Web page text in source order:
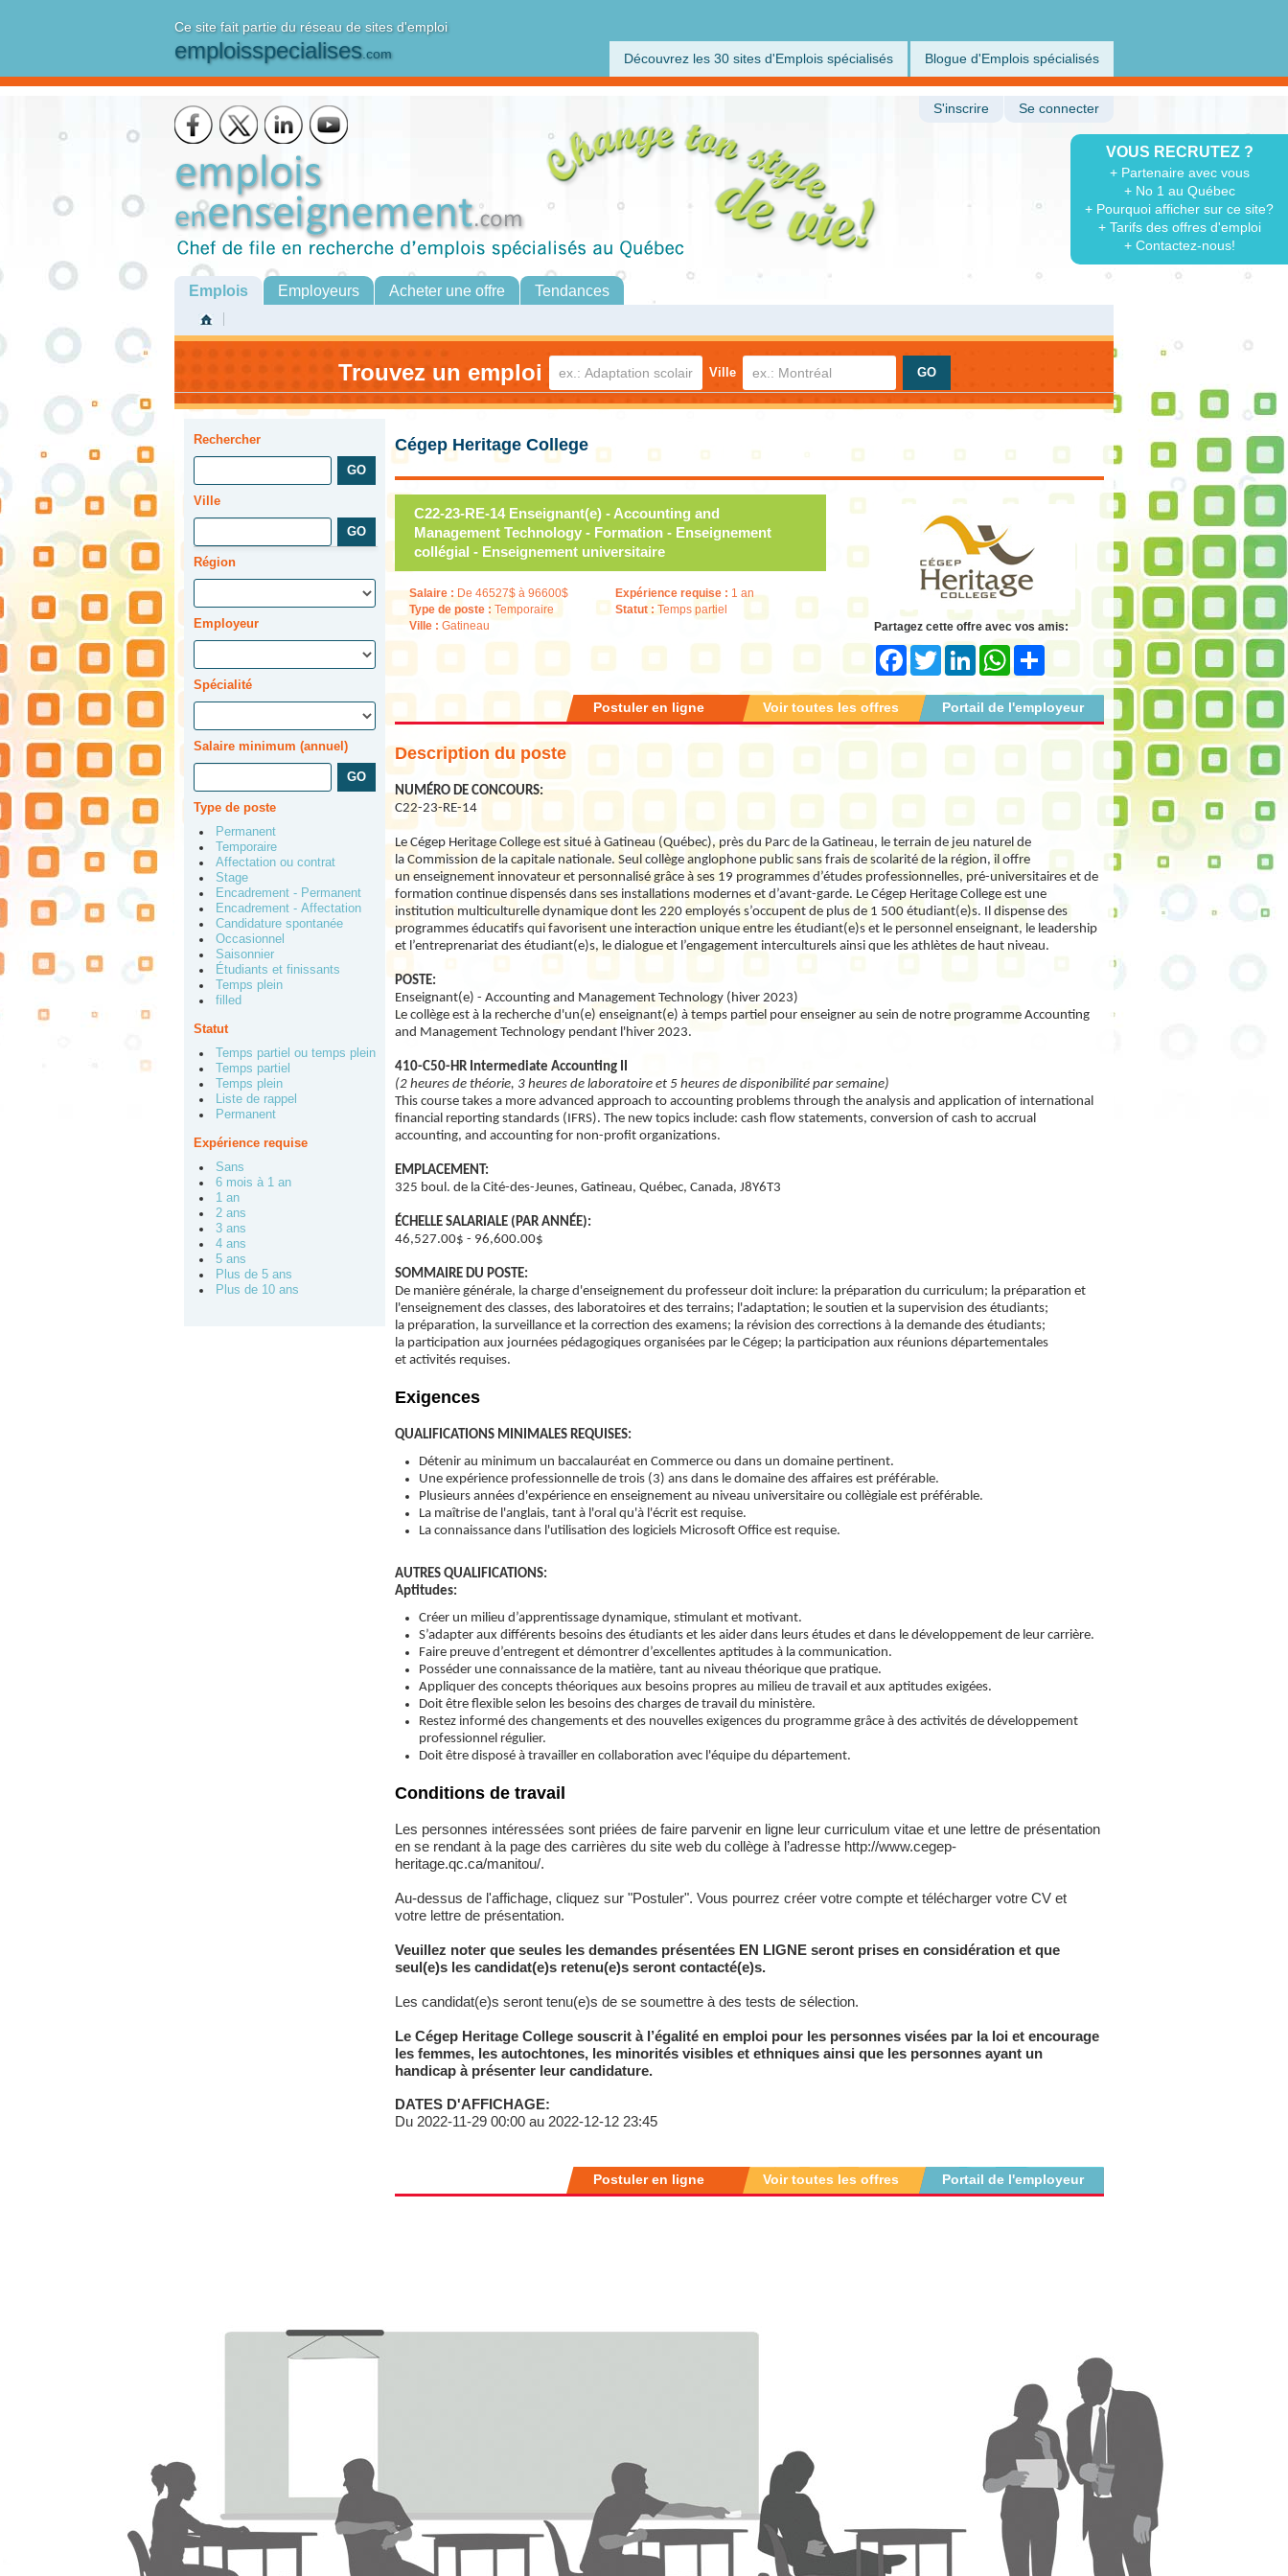
Ce site fait partie du réseau de sites d'emploi
emploisspecialises.com Découvrez les 30 sites d'Emplois spécialisés Blogue d'Emplois spécialisés
VOUS RECRUTEZ ?
+ Partenaire avec vous
+ No 1 au Québec
+ Pourquoi afficher sur ce site?
+ Tarifs des offres d'emploi
+ Contactez-nous!
S'inscrire Se connecter
Emplois Employeurs Acheter une offre Tendances
Trouvez un emploi Ville
Rechercher
Ville
Région
Employeur
Spécialité
Salaire minimum (annuel)
Type de poste
Permanent
Temporaire
Affectation ou contrat
Stage
Encadrement - Permanent
Encadrement - Affectation
Candidature spontanée
Occasionnel
Saisonnier
Étudiants et finissants
Temps plein
filled
Statut
Temps partiel ou temps plein
Temps partiel
Temps plein
Liste de rappel
Permanent
Expérience requise
Sans
6 mois à 1 an
1 an
2 ans
3 ans
4 ans
5 ans
Plus de 5 ans
Plus de 10 ans
Cégep Heritage College
C22-23-RE-14 Enseignant(e) - Accounting and
Management Technology - Formation - Enseignement
collégial - Enseignement universitaire
Salaire : De 46527$ à 96600$
Type de poste : Temporaire
Ville : Gatineau
Expérience requise : 1 an
Statut :Temps partiel
Partagez cette offre avec vos amis:
FacebookTwitter LinkedIn WhatsAppShare
Portail de l'employeur
Voir toutes les offres
Postuler en ligne
Description du poste
NUMÉRO DE CONCOURS:
C22-23-RE-14
Le Cégep Heritage College est situé à Gatineau (Québec), près du Parc de la Gatineau, le terrain de jeu naturel de
la Commission de la capitale nationale. Seul collège anglophone public sans frais de scolarité de la région, il offre
un enseignement innovateur et personnalisé grâce à ses 19 programmes d’études professionnelles, pré-universitaires et de
formation continue dispensés dans ses installations modernes et d’avant-garde. Le Cégep Heritage College est une
institution multiculturelle dynamique dont les 220 employés s’occupent de plus de 1 500 étudiant(e)s. Il dispense des
programmes éducatifs qui favorisent une interaction unique entre les étudiant(e)s et le personnel enseignant, le leadership
et l’entreprenariat des étudiant(e)s, le dialogue et l’engagement interculturels ainsi que les athlètes de haut niveau.
POSTE:
Enseignant(e) - Accounting and Management Technology (hiver 2023)
Le collège est à la recherche d'un(e) enseignant(e) à temps partiel pour enseigner au sein de notre programme Accounting
and Management Technology pendant l'hiver 2023.
410-C50-HR Intermediate Accounting II
(2 heures de théorie, 3 heures de laboratoire et 5 heures de disponibilité par semaine)
This course takes a more advanced approach to accounting problems through the analysis and application of international
financial reporting standards (IFRS). The new topics include: cash flow statements, conversion of cash to accrual
accounting, and accounting for non-profit organizations.
EMPLACEMENT:
325 boul. de la Cité-des-Jeunes, Gatineau, Québec, Canada, J8Y6T3
ÉCHELLE SALARIALE (PAR ANNÉE):
46,527.00$ - 96,600.00$
SOMMAIRE DU POSTE:
De manière générale, la charge d'enseignement du professeur doit inclure: la préparation du curriculum; la préparation et
l'enseignement des classes, des laboratoires et des terrains; l'adaptation; le soutien et la supervision des étudiants;
la préparation, la surveillance et la correction des examens; la révision des corrections à la demande des étudiants;
la participation aux journées pédagogiques organisées par le Cégep; la participation aux réunions départementales
et activités requises.
Exigences
QUALIFICATIONS MINIMALES REQUISES:
Détenir au minimum un baccalauréat en Commerce ou dans un domaine pertinent.
Une expérience professionnelle de trois (3) ans dans le domaine des affaires est préférable.
Plusieurs années d'expérience en enseignement au niveau universitaire ou collègiale est préférable.
La maîtrise de l'anglais, tant à l'oral qu'à l'écrit est requise.
La connaissance dans l'utilisation des logiciels Microsoft Office est requise.
AUTRES QUALIFICATIONS:
Aptitudes:
Créer un milieu d’apprentissage dynamique, stimulant et motivant.
S’adapter aux différents besoins des étudiants et les aider dans leurs études et dans le développement de leur carrière.
Faire preuve d’entregent et démontrer d’excellentes aptitudes à la communication.
Posséder une connaissance de la matière, tant au niveau théorique que pratique.
Appliquer des concepts théoriques aux besoins propres au milieu de travail et aux aptitudes exigées.
Doit être flexible selon les besoins des charges de travail du ministère.
Restez informé des changements et des nouvelles exigences du programme grâce à des activités de développement
professionnel régulier.
Doit être disposé à travailler en collaboration avec l'équipe du département.
Conditions de travail
Les personnes intéressées sont priées de faire parvenir en ligne leur curriculum vitae et une lettre de présentation
en se rendant à la page des carrières du site web du collège à l’adresse http://www.cegep-
heritage.qc.ca/manitou/.
Au-dessus de l'affichage, cliquez sur "Postuler". Vous pourrez créer votre compte et télécharger votre CV et
votre lettre de présentation.
Veuillez noter que seules les demandes présentées EN LIGNE seront prises en considération et que
seul(e)s les candidat(e)s retenu(e)s seront contacté(e)s.
​Les candidat(e)s seront tenu(e)s de se soumettre à des tests de sélection.
Le Cégep Heritage College souscrit à l’égalité en emploi pour les personnes visées par la loi et encourage
les femmes, les autochtones, les minorités visibles et ethniques ainsi que les personnes ayant un
handicap à présenter leur candidature.
DATES D'AFFICHAGE:
Du 2022-11-29 00:00 au 2022-12-12 23:45
Portail de l'employeur
Voir toutes les offres
Postuler en ligne